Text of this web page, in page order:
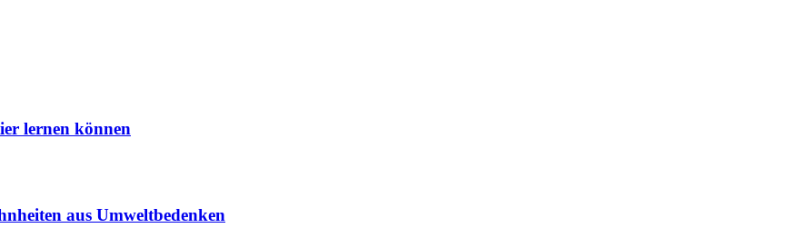
lernen können
aus Umweltbedenken